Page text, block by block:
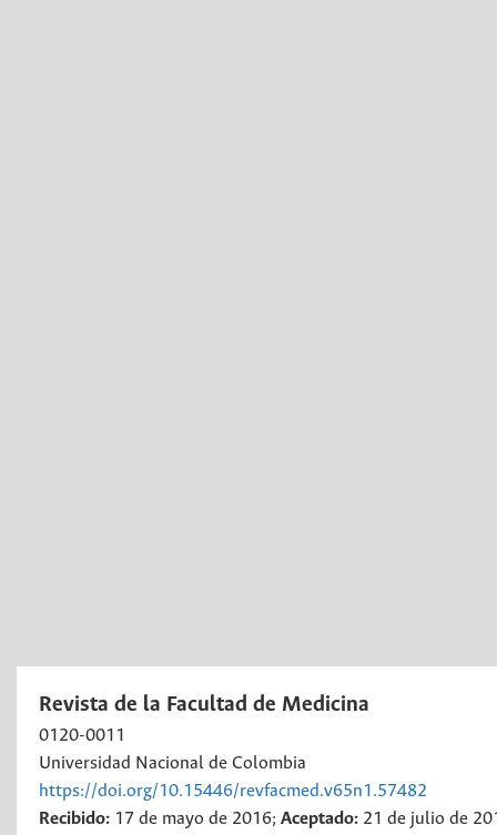
Revista de la Facultad de Medicina
0120-0011
Universidad Nacional de Colombia
https://doi.org/10.15446/revfacmed.v65n1.57482
Recibido: 17 de mayo de 2016; Aceptado: 21 de julio de